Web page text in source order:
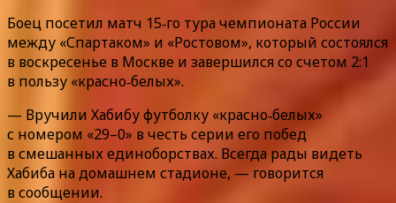
Боец посетил матч 15‑го тура чемпионата России
между «Спартаком» и «Ростовом», который состоялся
в воскресенье в Москве и завершился со счетом 2:1
в пользу «красно‑белых».
— Вручили Хабибу футболку «красно‑белых»
с номером «29–0» в честь серии его побед
в смешанных единоборствах. Всегда рады видеть
Хабиба на домашнем стадионе, — говорится
в сообщении.